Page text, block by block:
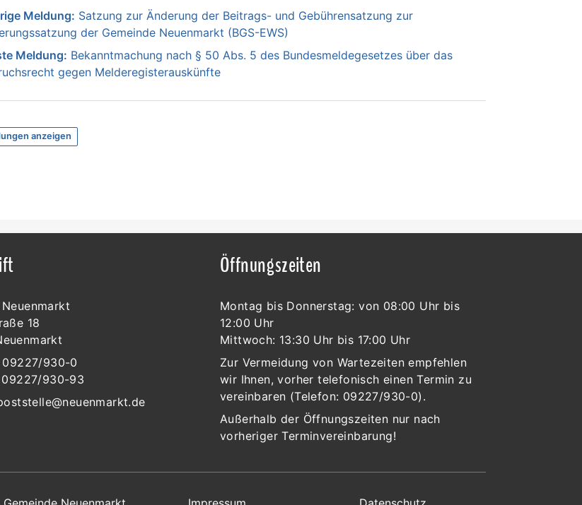
Meldung: Satzung zur Änderung der Beitrags- und Gebührensatzung zur
der Gemeinde Neuenmarkt (BGS-EWS)
Meldung: Bekanntmachung nach § 50 Abs. 5 des Bundesmeldegesetzes über das
gegen Melderegisterauskünfte
anzeigen
18
09227/930-0
09227/930-93
Öffnungszeiten
Montag bis Donnerstag: von 08:00 Uhr bis
12:00 Uhr
Mittwoch: 13:30 Uhr bis 17:00 Uhr
Zur Vermeidung von Wartezeiten empfehlen
wir Ihnen, vorher telefonisch einen Termin zu
vereinbaren (Telefon: 09227/930-0).
Außerhalb der Öffnungszeiten nur nach
vorheriger Terminvereinbarung!